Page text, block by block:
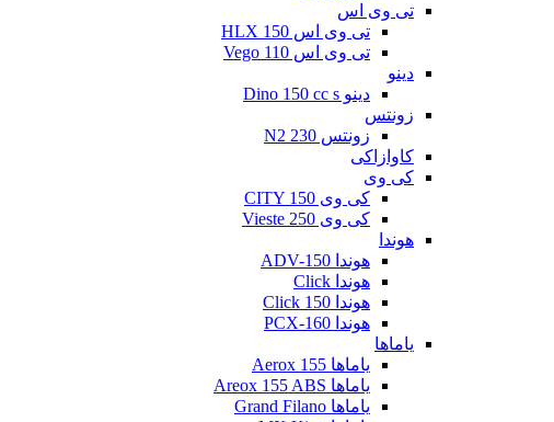
تی وی اس
تی وی اس 150 HLX
تی وی اس Vego 110
دینو
دینو Dino 150 cc s
زونتس
زونتس N2 230
کاوازاکی
کی وی
کی وی CITY 150
کی وی Vieste 250
هوندا
هوندا ADV-150
هوندا Click
هوندا Click 150
هوندا PCX-160
یاماها
یاماها Aerox 155
یاماها Areox 155 ABS
یاماها Grand Filano